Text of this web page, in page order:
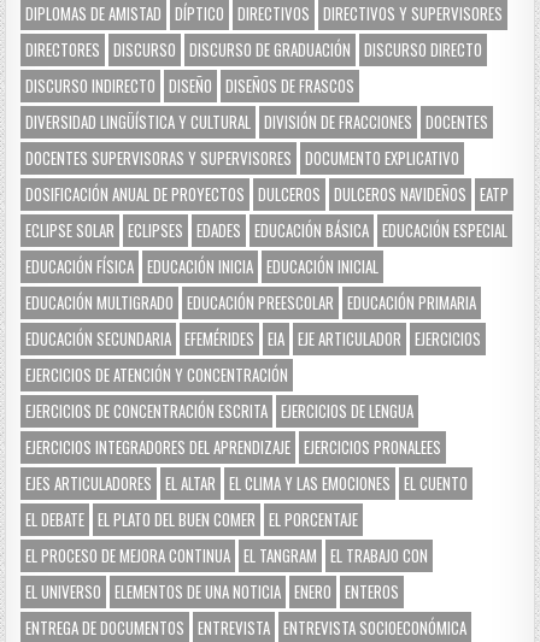
DIPLOMAS DE AMISTAD
DÍPTICO DIRECTIVOS
DIRECTIVOS Y SUPERVISORES
DIRECTORES
DISCURSO DISCURSO DE GRADUACIÓN
DISCURSO DIRECTO
DISCURSO INDIRECTO
DISEÑO
DISEÑOS DE FRASCOS
DIVERSIDAD LINGÜÍSTICA Y CULTURAL DIVISIÓN DE FRACCIONES
DOCENTES
DOCENTES SUPERVISORAS Y SUPERVISORES
DOCUMENTO EXPLICATIVO
DOSIFICACIÓN ANUAL DE PROYECTOS
DULCEROS DULCEROS NAVIDEÑOS
EATP
ECLIPSE SOLAR
ECLIPSES EDADES EDUCACIÓN BÁSICA EDUCACIÓN ESPECIAL
EDUCACIÓN FÍSICA EDUCACIÓN INICIA EDUCACIÓN INICIAL
EDUCACIÓN MULTIGRADO
EDUCACIÓN PREESCOLAR
EDUCACIÓN PRIMARIA
EDUCACIÓN SECUNDARIA EFEMÉRIDES EIA EJE ARTICULADOR
EJERCICIOS
EJERCICIOS DE ATENCIÓN Y CONCENTRACIÓN
EJERCICIOS DE CONCENTRACIÓN ESCRITA EJERCICIOS DE LENGUA
EJERCICIOS INTEGRADORES DEL APRENDIZAJE EJERCICIOS PRONALEES
EJES ARTICULADORES
EL ALTAR EL CLIMA Y LAS EMOCIONES
EL CUENTO
EL DEBATE EL PLATO DEL BUEN COMER
EL PORCENTAJE
EL PROCESO DE MEJORA CONTINUA EL TANGRAM
EL TRABAJO CON
EL UNIVERSO
ELEMENTOS DE UNA NOTICIA ENERO
ENTEROS
ENTREGA DE DOCUMENTOS
ENTREVISTA ENTREVISTA SOCIOECONÓMICA